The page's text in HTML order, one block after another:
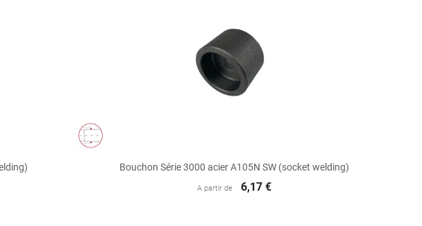
 Aperçu rapide
Bouchon Série 3000 acier A105N SW (socket welding)
A partir de 6,17 €